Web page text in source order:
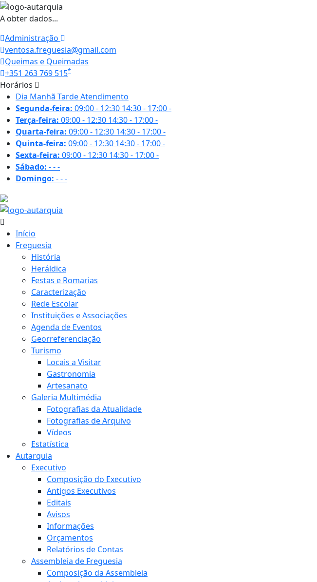
A obter dados...
Administração
ventosa.freguesia@gmail.com
Queimas e Queimadas
+351 263 769 515*
Horários
Dia Manhã TardeAtendimento
Segunda-feira: 09:00 - 12:30 14:30 - 17:00-
Terça-feira: 09:00 - 12:30 14:30 - 17:00-
Quarta-feira: 09:00 - 12:30 14:30 - 17:00-
Quinta-feira: 09:00 - 12:30 14:30 - 17:00-
Sexta-feira: 09:00 - 12:30 14:30 - 17:00-
Sábado: ---
Domingo: ---
Início
Freguesia
História
Heráldica
Festas e Romarias
Caracterização
Rede Escolar
Instituições e Associações
Agenda de Eventos
Georreferenciação
Turismo
Locais a Visitar
Gastronomia
Artesanato
Galeria Multimédia
Fotografias da Atualidade
Fotografias de Arquivo
Vídeos
Estatística
Autarquia
Executivo
Composição do Executivo
Antigos Executivos
Editais
Avisos
Informações
Orçamentos
Relatórios de Contas
Assembleia de Freguesia
Composição da Assembleia